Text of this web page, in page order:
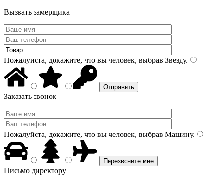
Вызвать замерщика
Пожалуйста, докажите, что вы человек, выбрав Звезду.
Заказать звонок
Пожалуйста, докажите, что вы человек, выбрав Машину.
Письмо директору